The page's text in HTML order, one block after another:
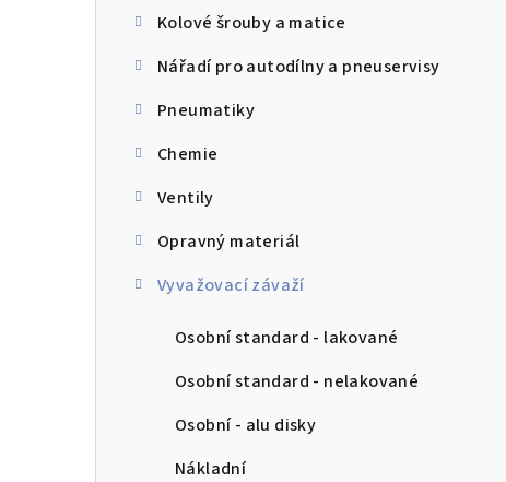
Kolové šrouby a matice
Nářadí pro autodílny a pneuservisy
Pneumatiky
Chemie
Ventily
Opravný materiál
Vyvažovací závaží
Osobní standard - lakované
Osobní standard - nelakované
Osobní - alu disky
Nákladní